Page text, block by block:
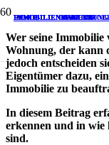
Wer seine Immobilie
Wohnung, der kann
jedoch entscheiden
Eigentümer dazu,
Immobilie zu
In diesem Beitrag
erkennen und in wie
sind.
RENTE
IMMOBILIENVERKAUF
IMMOBILIENBEWERTUNG
IMMOBILIENKAUF
IMMOBILIENMAKLER
IMMOBILIENMAKLER
IMMOBILIENMAKLER
IMMOBILIENMAKLER
IMMOBILIENMAKLER
IMMOBILIENMAKLER